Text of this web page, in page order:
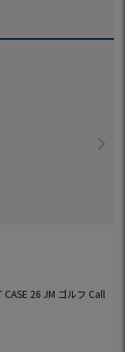
26 JM ゴルフ Call